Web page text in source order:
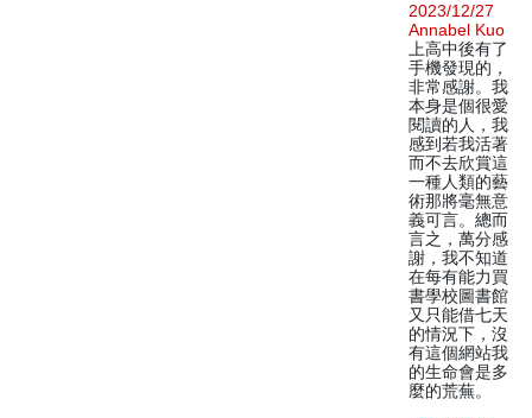
2023/12/27
Annabel Kuo
上高中後有了
手機發現的，
非常感謝。我
本身是個很愛
閱讀的人，我
感到若我活著
而不去欣賞這
一種人類的藝
術那將毫無意
義可言。總而
言之，萬分感
謝，我不知道
在每有能力買
書學校圖書館
又只能借七天
的情況下，沒
有這個網站我
的生命會是多
麼的荒蕪。